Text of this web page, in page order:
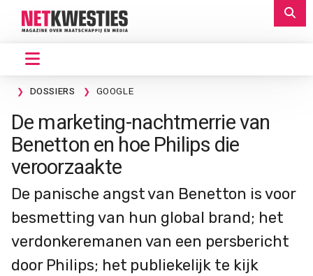
DOSSIERS GOOGLE
De marketing-nachtmerrie van
Benetton en hoe Philips die
veroorzaakte
De panische angst van Benetton is voor
besmetting van hun global brand; het
verdonkeremanen van een persbericht
door Philips; het publiekelijk te kijk